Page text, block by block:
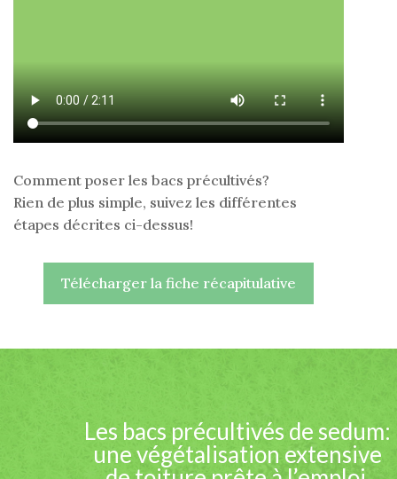
Comment poser les bacs précultivés?
Rien de plus simple, suivez les différentes
étapes décrites ci-dessus!
Télécharger la fiche récapitulative
Les bacs précultivés de sedum:
une végétalisation extensive